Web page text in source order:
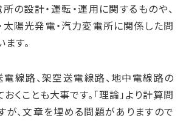
の設計・運転・運用に関するものや、
太陽光発電・汽力変電所に関係した問
す。
電線路、架空送電線路、地中電線路の
くことも大事です。「理論」より計算問
が、文章を埋める問題がありますので